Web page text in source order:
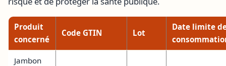
Produit
concerné
Code GTIN Lot
Date limite
Jambon